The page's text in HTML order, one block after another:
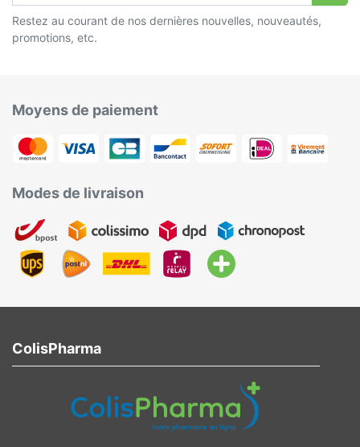
Restez au courant de nos dernières nouvelles, nouveautés,
promotions, etc.
Moyens de paiement
Modes de livraison
ColisPharma